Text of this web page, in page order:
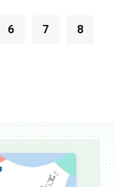
6 7 8